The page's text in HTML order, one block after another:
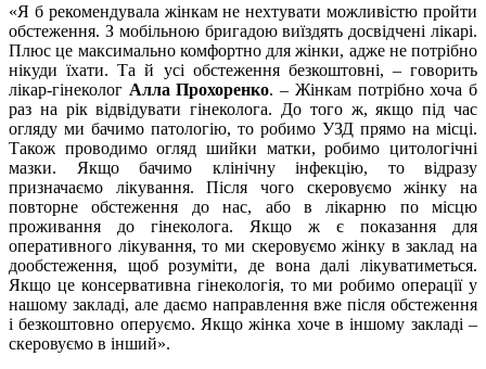
«Я б рекомендувала жінкам не нехтувати можливістю пройти
обстеження. З мобільною бригадою виїздять досвідчені лікарі.
Плюс це максимально комфортно для жінки, адже не потрібно
нікуди їхати. Та й усі обстеження безкоштовні, – говорить
лікар-гінеколог Алла Прохоренко. – Жінкам потрібно хоча б
раз на рік відвідувати гінеколога. До того ж, якщо під час
огляду ми бачимо патологію, то робимо УЗД прямо на місці.
Також проводимо огляд шийки матки, робимо цитологічні
мазки. Якщо бачимо клінічну інфекцію, то відразу
призначаємо лікування. Після чого скеровуємо жінку на
повторне обстеження до нас, або в лікарню по місцю
проживання до гінеколога. Якщо ж є показання для
оперативного лікування, то ми скеровуємо жінку в заклад на
дообстеження, щоб розуміти, де вона далі лікуватиметься.
Якщо це консервативна гінекологія, то ми робимо операції у
нашому закладі, але даємо направлення вже після обстеження
і безкоштовно оперуємо. Якщо жінка хоче в іншому закладі –
скеровуємо в інший».